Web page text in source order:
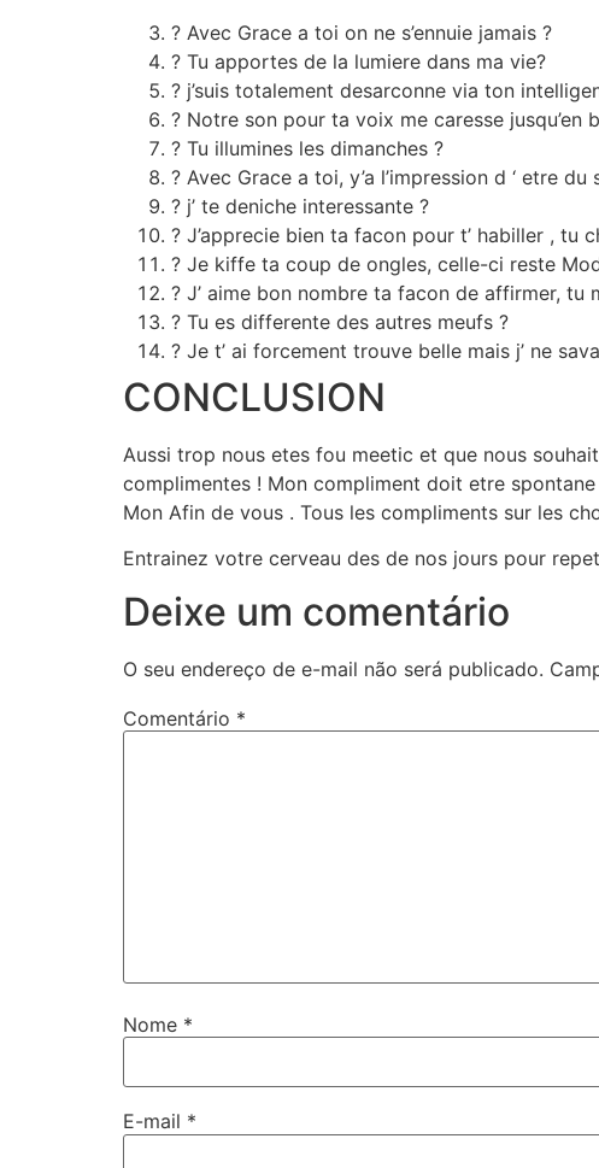
? Avec Grace a toi on ne s’ennuie jamais ?
? Tu apportes de la lumiere dans ma vie?
? j’suis totalement desarconne via ton
? Notre son pour ta voix me caresse jusqu’en
? Tu illumines les dimanches ?
? Avec Grace a toi, y’a l’impression d ‘ etre
? j’ te deniche interessante ?
? J’apprecie bien ta facon pour t’ habiller , tu
? Je kiffe ta coup de ongles, celle-ci reste
? J’ aime bon nombre ta facon de affirmer, tu
? Tu es differente des autres meufs ?
? Je t’ ai forcement trouve belle mais j’ ne
CONCLUSION
Aussi trop nous etes fou meetic et que nous
complimentes ! Mon compliment doit etre
Mon Afin de vous . Tous les compliments sur les
Entrainez votre cerveau des de nos jours pour
Deixe um comentário
O seu endereço de e-mail não será publicado.
Comentário *
Nome *
E-mail *